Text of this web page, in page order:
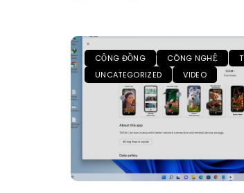
CỘNG ĐỒNG CÔNG NGHỆ
UNCATEGORIZED
VIDEO